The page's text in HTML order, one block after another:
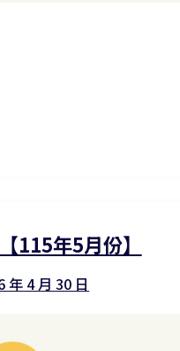
115年5月份】
年 4 月 30 日